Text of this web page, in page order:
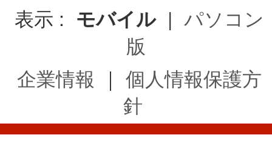
表示 : モバイル | パソコン
版
企業情報
｜ 個人情報保護方
針